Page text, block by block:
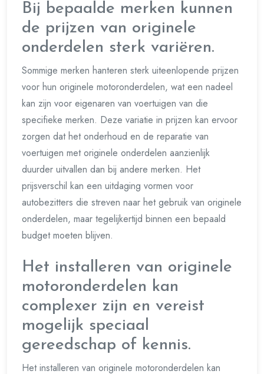
Bij bepaalde merken kunnen
de prijzen van originele
onderdelen sterk variëren.
Sommige merken hanteren sterk uiteenlopende prijzen
voor hun originele motoronderdelen, wat een nadeel
kan zijn voor eigenaren van voertuigen van die
specifieke merken. Deze variatie in prijzen kan ervoor
zorgen dat het onderhoud en de reparatie van
voertuigen met originele onderdelen aanzienlijk
duurder uitvallen dan bij andere merken. Het
prijsverschil kan een uitdaging vormen voor
autobezitters die streven naar het gebruik van originele
onderdelen, maar tegelijkertijd binnen een bepaald
budget moeten blijven.
Het installeren van originele
motoronderdelen kan
complexer zijn en vereist
mogelijk speciaal
gereedschap of kennis.
Het installeren van originele motoronderdelen kan